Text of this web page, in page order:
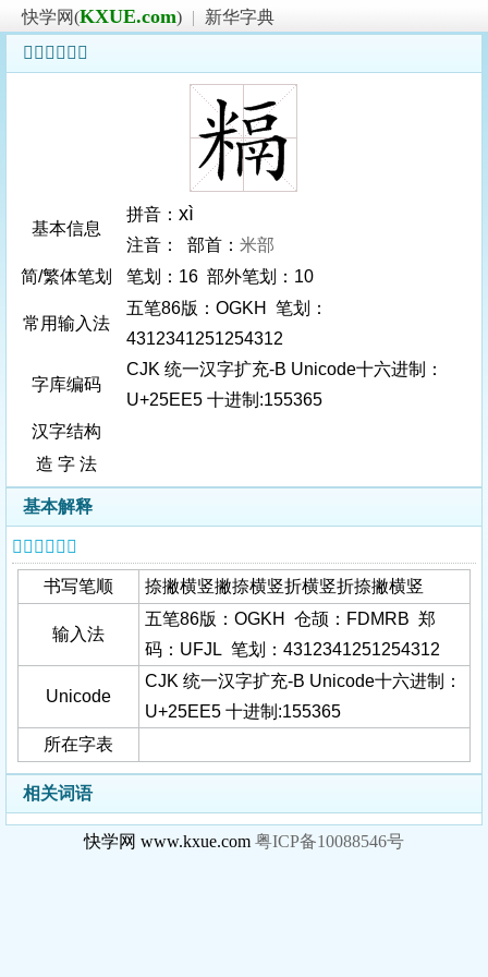
快学网(KXUE.com) |
新华字典
𥻥字基本信息
基本信息
拼音： xì
注音： 部首： 米部
简/繁体笔划
笔划：16 部外笔划：10
常用输入法
五笔86版：OGKH 笔划：
4312341251254312
字库编码
CJK 统一汉字扩充-B Unicode十六进制：
U+25EE5 十进制:155365
汉字结构
造 字 法
基本解释
𥻥字基本信息
书写笔顺 捺撇横竖撇捺横竖折横竖折捺撇横竖
输入法
五笔86版：OGKH 仓颉：FDMRB 郑
码：UFJL 笔划：4312341251254312
Unicode
CJK 统一汉字扩充-B Unicode十六进制：
U+25EE5 十进制:155365
所在字表
相关词语
快学网 www.kxue.com 粤ICP备10088546号